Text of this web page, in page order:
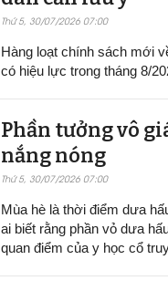
Thứ 5, 30/07/2026 07:00
Hàng loạt chính sách mới
có hiệu lực trong tháng 8/
Phần tưởng vô
nắng nóng
Thứ 5, 30/07/2026 07:00
Mùa hè là thời điểm dưa
ai biết rằng phần vỏ dưa
quan điểm của y học cổ